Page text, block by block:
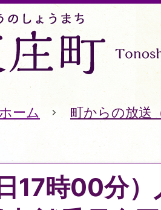
ホーム 町からの放送
17時00分